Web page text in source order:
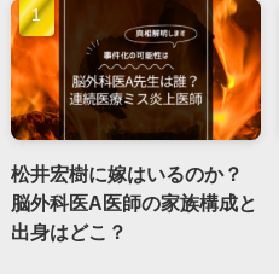
松井宏樹に嫁はいるのか？
脳外科医A医師の家族構成と
出身はどこ？